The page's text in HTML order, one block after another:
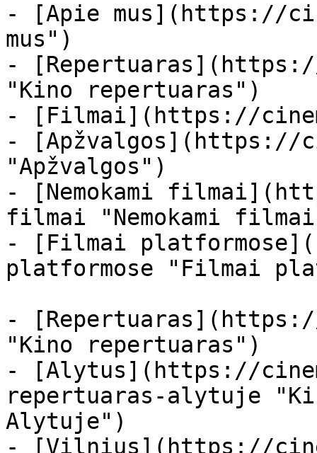
- [Apie mus](https://
mus")
-
"Kino repertuaras")
- [Filmai](https://
- [Apžvalgos](https://
"Apžvalgos")
- [Nemokami
filmai "Nemokami
- [Filmai
platformose "Filmai
-
"Kino repertuaras")
- [Alytus](https://
repertuaras-alytuje
Alytuje")
- [Vilnius](https://